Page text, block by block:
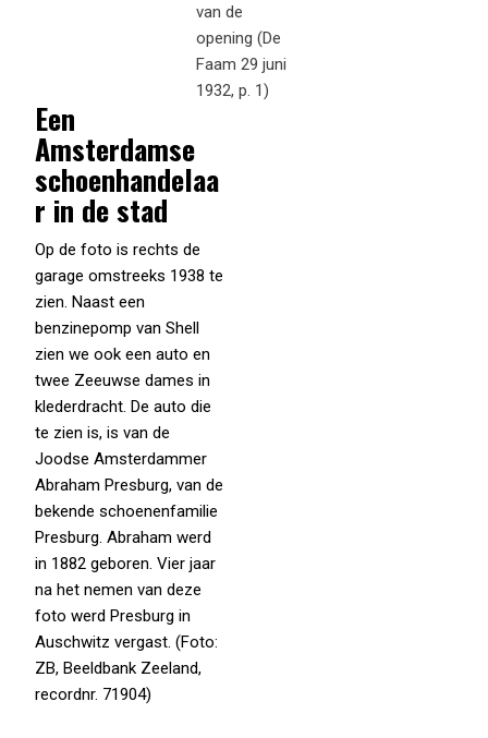
van de
opening (De
Faam 29 juni
1932, p. 1)
Een
Amsterdamse
schoenhandelaa
r in de stad
Op de foto is rechts de
garage omstreeks 1938 te
zien. Naast een
benzinepomp van Shell
zien we ook een auto en
twee Zeeuwse dames in
klederdracht. De auto die
te zien is, is van de
Joodse Amsterdammer
Abraham Presburg, van de
bekende schoenenfamilie
Presburg. Abraham werd
in 1882 geboren. Vier jaar
na het nemen van deze
foto werd Presburg in
Auschwitz vergast. (Foto:
ZB, Beeldbank Zeeland,
recordnr. 71904)